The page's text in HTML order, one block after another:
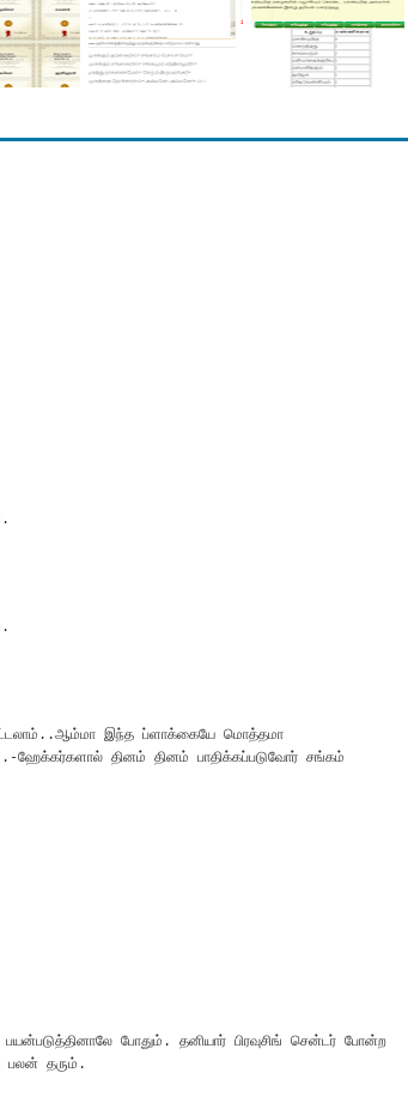
இந்த ப்ளாக்கையே மொத்தமா
ஹேக்கர்களால் தினம் தினம் பாதிக்கப்படுவோர் சங்கம்
போதும். தனியார் பிரவுசிங் சென்டர் போன்ற
பலன் தரும்.